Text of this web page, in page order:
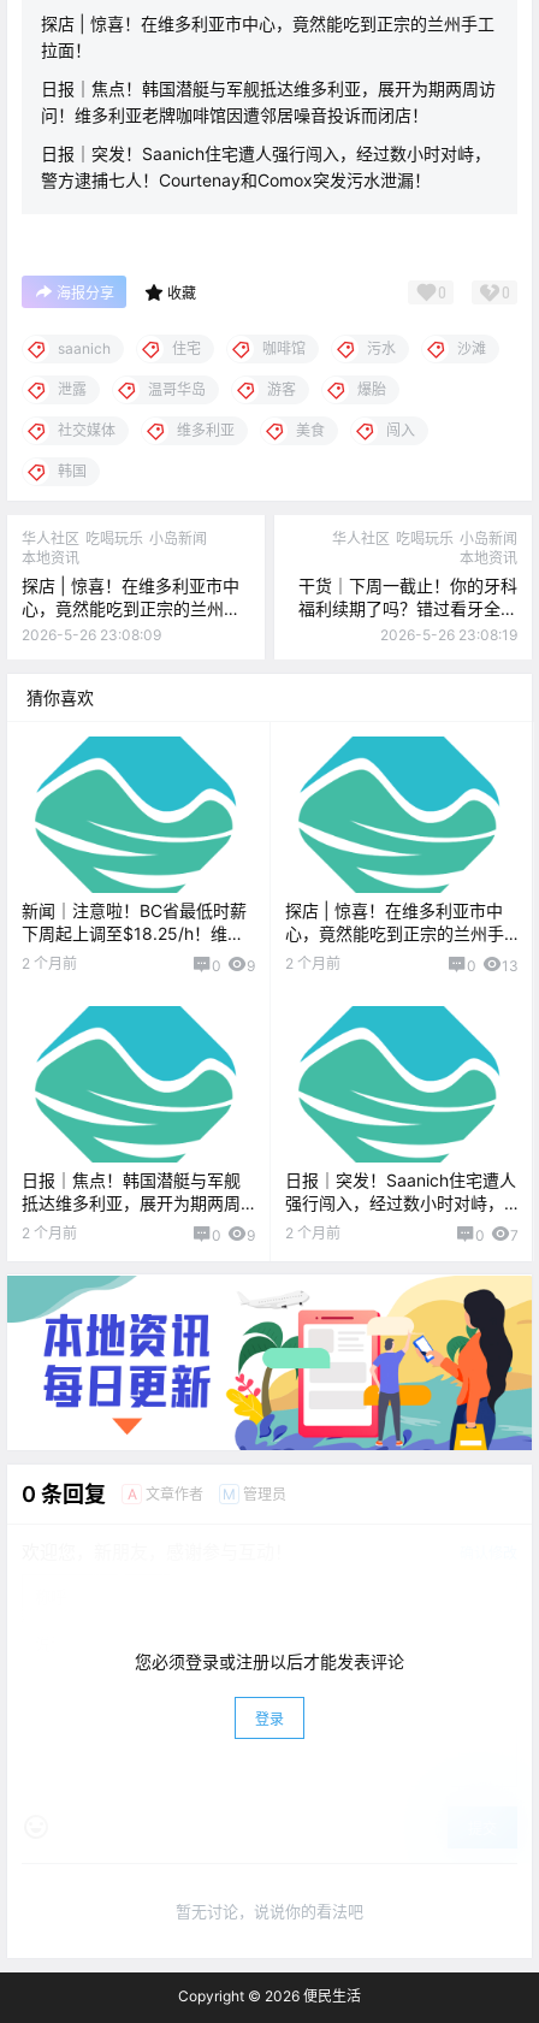
探店 | 惊喜！在维多利亚市中心，竟然能吃到正宗的兰州手工
拉面！
日报｜焦点！韩国潜艇与军舰抵达维多利亚，展开为期两周访
问！维多利亚老牌咖啡馆因遭邻居噪音投诉而闭店！
日报｜突发！Saanich住宅遭人强行闯入，经过数小时对峙，
警方逮捕七人！Courtenay和Comox突发污水泄漏！
海报分享 收藏 0 0
saanich 住宅 咖啡馆 污水 沙滩
泄露 温哥华岛 游客 爆胎
社交媒体 维多利亚 美食 闯入
韩国
华人社区 吃喝玩乐 小岛新闻
本地资讯
探店 | 惊喜！在维多利亚市中
心，竟然能吃到正宗的兰州手
工拉面！
2026-5-26 23:08:09
华人社区 吃喝玩乐 小岛新闻
本地资讯
干货｜下周一截止！你的牙科
福利续期了吗？错过看牙全自
费！
2026-5-26 23:08:19
猜你喜欢
新闻｜注意啦！BC省最低时薪
下周起上调至$18.25/h！维多
利亚公交车司机要罢工？！
2 个月前 0 9
探店 | 惊喜！在维多利亚市中
心，竟然能吃到正宗的兰州手
工拉面！
2 个月前 0 13
日报｜焦点！韩国潜艇与军舰
抵达维多利亚，展开为期两周
访问！维多利亚老牌咖啡馆因
遭邻居噪音投诉而闭店！
2 个月前 0 9
日报｜突发！Saanich住宅遭人
强行闯入，经过数小时对峙，
警方逮捕七人！Courtenay和
2 个月前 0 7
0 条回复 A 文章作者 M 管理员
您必须登录或注册以后才能发表评论
登录
暂无讨论，说说你的看法吧
Copyright © 2026 便民生活